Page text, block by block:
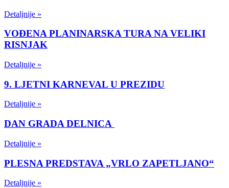
Detaljnije »
VOĐENA PLANINARSKA TURA NA VELIKI
RISNJAK
Detaljnije »
9. LJETNI KARNEVAL U PREZIDU
Detaljnije »
DAN GRADA DELNICA
Detaljnije »
PLESNA PREDSTAVA „VRLO ZAPETLJANO“
Detaljnije »